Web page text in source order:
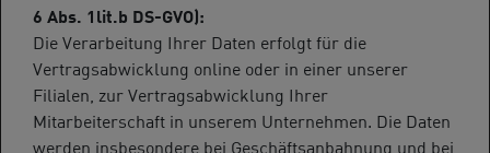
6 Abs. 1lit.b DS-GVO):
Die Verarbeitung Ihrer Daten erfolgt für die
Vertragsabwicklung online oder in einer unserer
Filialen, zur Vertragsabwicklung Ihrer
Mitarbeiterschaft in unserem Unternehmen. Die Daten
werden insbesondere bei Geschäftsanbahnung und bei